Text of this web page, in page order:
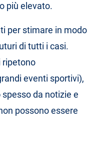
più elevato.
per stimare in modo
di tutti i casi.
ripetono
eventi sportivi),
da notizie e
possono essere